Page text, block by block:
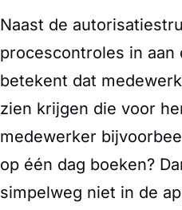
Naast de
procescontroles in aan
betekent dat
zien krijgen die voor
medewerker
op één dag boeken?
simpelweg niet in de